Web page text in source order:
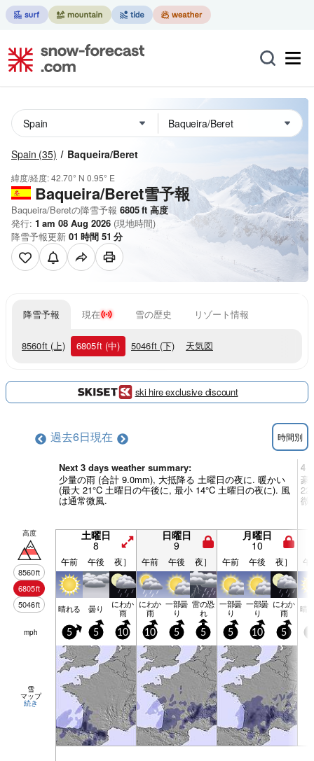
Spain (35) Baqueira/Beret
緯度/経度:42.70° N 0.95° E
Baqueira/Beret雪予報
Baqueira/Beretの降雪予報 6805ft 高度
発行: 1 am 08 Aug 2026 (現地時間)
降雪予報更新 01 時間 51 分
降雪予報 現在 雪の歴史 リゾート情報
8560ft (上) 6805ft (中) 5046ft (下) 天気図
ski hire exclusive discount
過去6日現在 時間別
Next 3 days weather summary:
少量の雨 (合計 9.0mm), 大抵降る 土曜日の夜に. 暖かい
(最大 21°C 土曜日の午後に, 最小 14°C 土曜日の夜に). 風
は通常微風.
4 -
豪
微
高度
8560ft
6805ft
5046ft
土曜日
8
日曜日
9
月曜日
10
午前 午後 夜］ 午前 午後 夜］ 午前 午後 夜］ 午
晴れる 曇り にわか
雨
にわか
雨
一部曇
り
雷の恐
れ
一部曇
り
一部曇
り
にわか
雨 晴
mph 5 5 10 10 5 5 5 10 5
雪
マップ
続き